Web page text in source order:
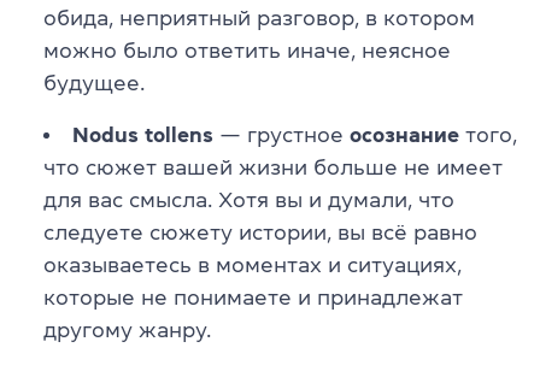
обида, неприятный разговор, в котором
можно было ответить иначе, неясное
будущее.
Nodus tollens — грустное осознание того,
что сюжет вашей жизни больше не имеет
для вас смысла. Хотя вы и думали, что
следуете сюжету истории, вы всё равно
оказываетесь в моментах и ситуациях,
которые не понимаете и принадлежат
другому жанру.